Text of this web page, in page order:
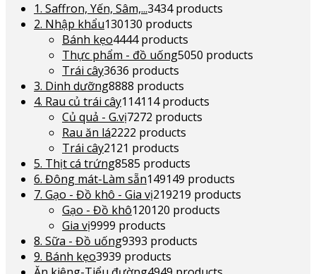
1. Saffron, Yến, Sâm,...3434 products
2. Nhập khẩu130130 products
Bánh kẹo4444 products
Thực phẩm - đồ uống5050 products
Trái cây3636 products
3. Dinh dưỡng8888 products
4. Rau củ trái cây114114 products
Củ quả - G.vị7272 products
Rau ăn lá2222 products
Trái cây2121 products
5. Thịt cá trứng8585 products
6. Đông mát-Làm sẵn149149 products
7. Gạo - Đồ khô - Gia vị219219 products
Gạo - Đồ khô120120 products
Gia vị9999 products
8. Sữa - Đồ uống9393 products
9. Bánh kẹo3939 products